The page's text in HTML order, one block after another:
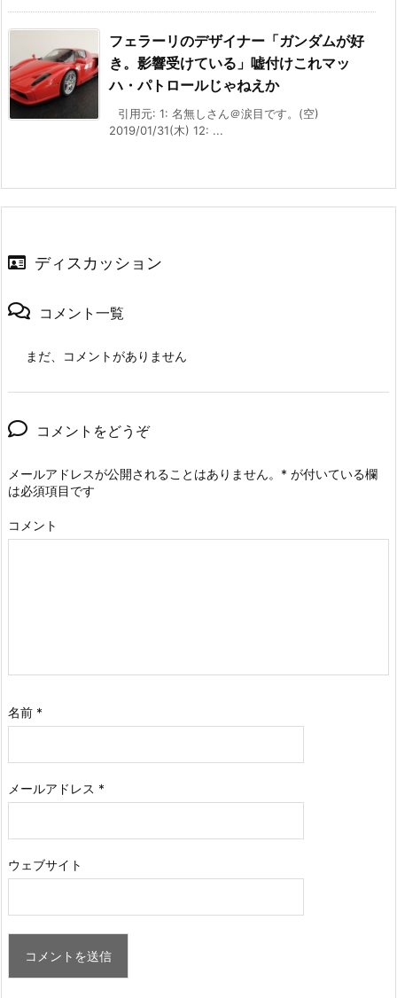
フェラーリのデザイナー「ガンダムが好
き。影響受けている」嘘付けこれマッ
ハ・パトロールじゃねえか
引用元: 1: 名無しさん＠涙目です。(空)
2019/01/31(木) 12: ...
ディスカッション
コメント一覧
まだ、コメントがありません
コメントをどうぞ
メールアドレスが公開されることはありません。 * が付いている欄
は必須項目です
コメント
名前 *
メールアドレス *
ウェブサイト